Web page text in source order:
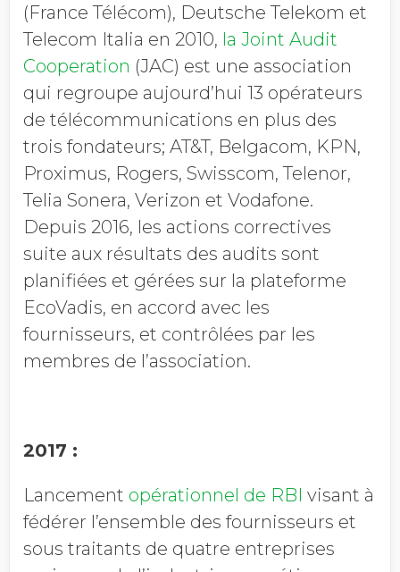
(France Télécom), Deutsche Telekom et
Telecom Italia en 2010, la Joint Audit
Cooperation (JAC) est une association
qui regroupe aujourd’hui 13 opérateurs
de télécommunications en plus des
trois fondateurs; AT&T, Belgacom, KPN,
Proximus, Rogers, Swisscom, Telenor,
Telia Sonera, Verizon et Vodafone.
Depuis 2016, les actions correctives
suite aux résultats des audits sont
planifiées et gérées sur la plateforme
EcoVadis, en accord avec les
fournisseurs, et contrôlées par les
membres de l’association.
2017 :
Lancement opérationnel de RBI visant à
fédérer l’ensemble des fournisseurs et
sous traitants de quatre entreprises